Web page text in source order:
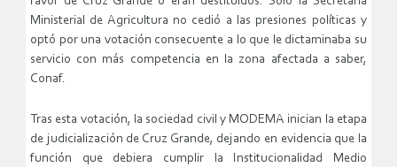
Ministerial de Agricultura no cedió a las presiones políticas y
optó por una votación consecuente a lo que le dictaminaba su
servicio con más competencia en la zona afectada a saber,
Conaf.
Tras esta votación, la sociedad civil y MODEMA inician la etapa
de judicialización de Cruz Grande, dejando en evidencia que la
función que debiera cumplir la Institucionalidad Medio